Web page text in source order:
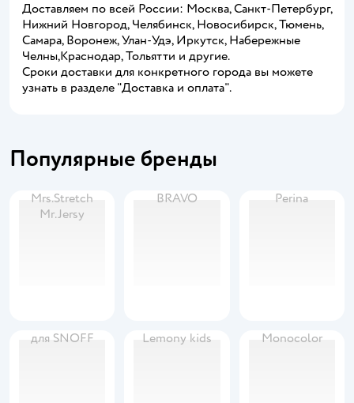
Доставляем по всей России: Москва, Санкт-Петербург,
Нижний Новгород, Челябинск, Новосибирск, Тюмень,
Самара, Воронеж, Улан-Удэ, Иркутск, Набережные
Челны,Краснодар, Тольятти и другие.
Сроки доставки для конкретного города вы можете
узнать в разделе "Доставка и оплата".
Популярные бренды
Mrs.Stretch
Mr.Jersy
BRAVO Perina
для SNOFF Lemony kids Monocolor